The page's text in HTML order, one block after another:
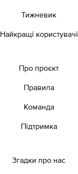
Тижневик
Найкращі користувачі
Про проєкт
Правила
Команда
Підтримка
Згадки про нас